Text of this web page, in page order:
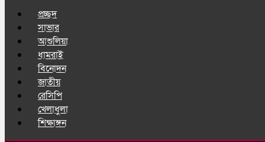
প্রচ্ছদ
সাভার
আশুলিয়া
ধামরাই
বিনোদন
জাতীয়
রেসিপি
খেলাধুলা
শিক্ষাঙ্গন